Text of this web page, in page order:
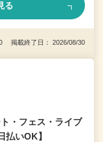
る
掲載終了日： 2026/08/30
・フェス・ライブ
払いOK】